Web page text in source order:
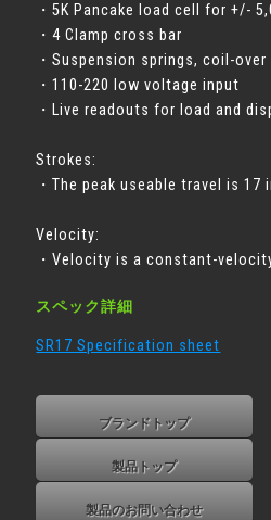
・5K Pancake load cell for +/-
・4 Clamp cross bar
・Suspension springs, coil-
・110-220 low voltage input
・Live readouts for load and
Strokes:
・The peak useable travel is 17
Velocity:
・Velocity is a constant-
スペック詳細
SR17 Specification sheet
ブランドトップ
製品トップ
製品のお問い合わせ